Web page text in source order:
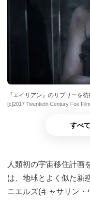
『エイリアン』のリプリーを
[c]2017 Twentieth Century Fox
すべ
人類初の宇宙移住計画
は、地球とよく似た新
ニエルズ(キャサリン・